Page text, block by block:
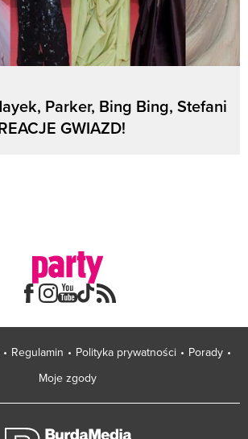
Parker, Bing Bing, Stefani
GWIAZD!
Regulamin Polityka prywatności
Porady
Moje zgody